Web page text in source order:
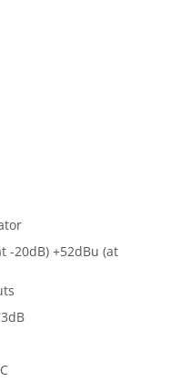
-20dB) +52dBu (at